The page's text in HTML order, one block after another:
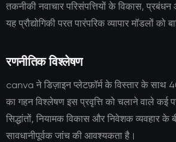
तकनीकी नवाचार परिसंपत्तियों के विकास,
यह प्रौद्योगिकी परत पारंपरिक व्यापार मॉडलों
रणनीतिक विश्लेषण
canva ने डिज़ाइन प्लेटफ़ॉर्म के विस्तार के साथ
का गहन विश्लेषण इस प्रवृत्ति को चलाने वाले
सिद्धांतों, नियामक विकास और निवेशक व्यवहार के
सावधानीपूर्वक जांच की आवश्यकता है।